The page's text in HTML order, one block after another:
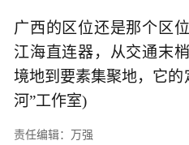
广西的区位还是那个区
江海直连器，从交通末
境地到要素集聚地，它的
河”工作室)
责任编辑：万强